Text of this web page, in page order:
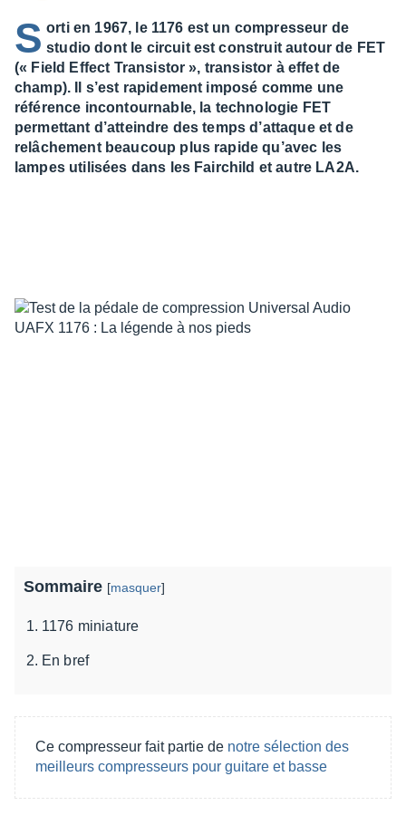
S orti en 1967, le 1176 est un compresseur de
studio dont le circuit est construit autour de FET
(« Field Effect Transistor », transistor à effet de
champ). Il s’est rapidement imposé comme une
référence incontournable, la technologie FET
permettant d’atteindre des temps d’attaque et de
relâchement beaucoup plus rapide qu’avec les
lampes utilisées dans les Fairchild et autre LA2A.
Sommaire [masquer]
1176 miniature
En bref
Ce compresseur fait partie de notre sélection des
meilleurs compresseurs pour guitare et basse